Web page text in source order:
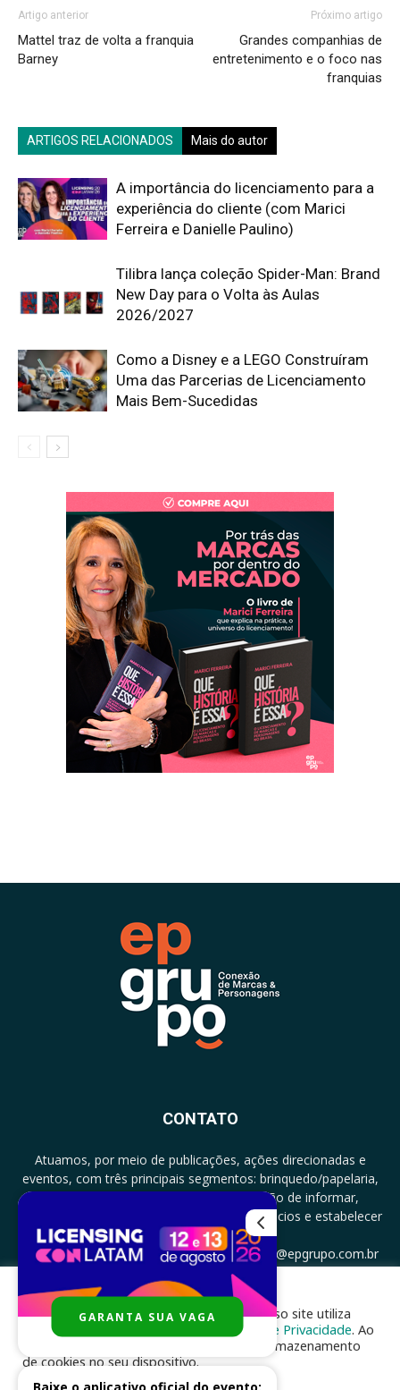
Artigo anterior
Mattel traz de volta a franquia
Barney
Próximo artigo
Grandes companhias de
entretenimento e o foco nas
franquias
ARTIGOS RELACIONADOS Mais do autor
A importância do licenciamento para a
experiência do cliente (com Marici
Ferreira e Danielle Paulino)
Tilibra lança coleção Spider-Man: Brand
New Day para o Volta às Aulas
2026/2027
Como a Disney e a LEGO Construíram
Uma das Parcerias de Licenciamento
Mais Bem-Sucedidas
CONTATO
Atuamos, por meio de publicações, ações direcionadas e
eventos, com três principais segmentos: brinquedo/papelaria,
licenciamento e zero a três com a missão de informar,
documentar, proporcionar encontro de negócios e estabelecer
parcerias.
CONTATO: +5511994513097 - atendimento@epgrupo.com.br
SIGA-NOS
Para melhor experiência e navegação, nosso site utiliza
cookies, de acordo com a nossa
Política de Privacidade. Ao
clicar em “aceito”, você concorda com o armazenamento
de cookies no seu dispositivo.
GARANTA SUA VAGA